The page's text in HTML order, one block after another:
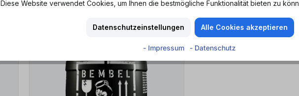
Diese Website verwendet Cookies, um Ihnen die bestmögliche Funktionalität bieten zu
Datenschutzeinstellungen Alle Cookies akzeptieren
- Impressum - Datenschutz